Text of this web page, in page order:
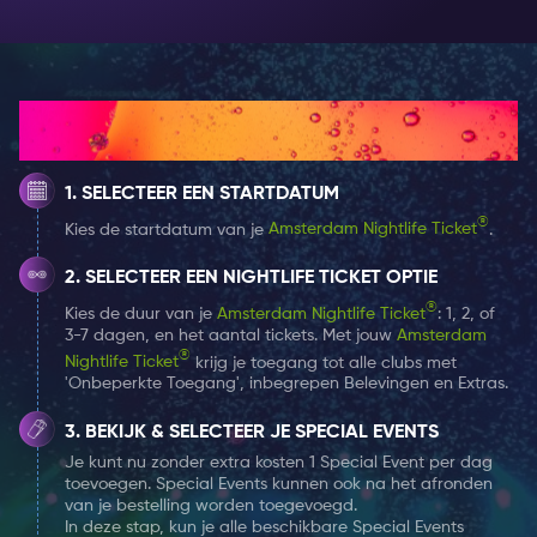
zelfs een openluchtbar en dansvloer op het bovendek!
Met een beetje geluk kan je misschien een van hun
legendarische feesten meepikken, terwijl deze uit
Amsterdam vertrekt en de zee op gaat!
Rederij Staets
Waar Docks het groots aanpakt, doet Rederij Staets
aan luxe. Waar Docks druk is, is Rederij Staets intiem.
Staets’ vloot van kleine kanaalboten zijn de perfecte
locatie voor een feest van verfijning en luxe. Uitgerust
met een panoramisch dakraam voor die hete
zomeravonden en verwarming om de winterse kou te
bestrijden, feest je tegen de achtergrond van ‘s
werelds mooiste stad.
Hoe het werkt
SELECTEER EEN STARTDATUM
Kies de startdatum van je Amsterdam Nightlife Ticket®.
SELECTEER EEN NIGHTLIFE TICKET OPTIE
Kies de duur van je Amsterdam Nightlife Ticket®: 1, 2, of
3-7 dagen, en het aantal tickets. Met jouw Amsterdam
Nightlife Ticket® krijg je toegang tot alle clubs met
'Onbeperkte Toegang', inbegrepen Belevingen en Extras.
BEKIJK & SELECTEER JE SPECIAL EVENTS
Je kunt nu zonder extra kosten 1 Special Event per dag
toevoegen. Special Events kunnen ook na het afronden
van je bestelling worden toegevoegd.
In deze stap, kun je alle beschikbare Special Events